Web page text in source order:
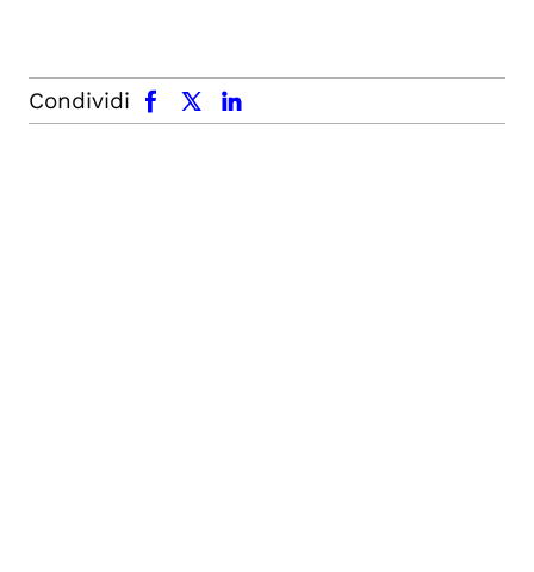
Condividi
facebook x.com linkedin